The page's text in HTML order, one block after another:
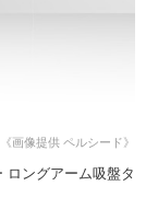
《画像提供 ペルシード》
ロングアーム吸盤タ